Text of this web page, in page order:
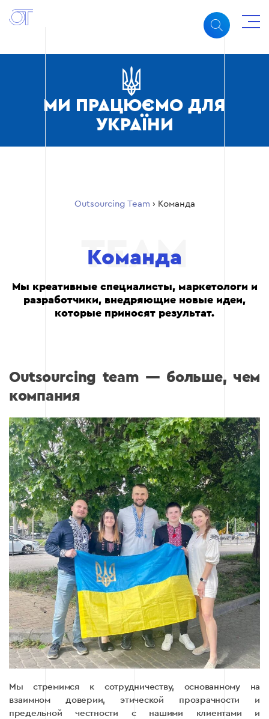
МИ ПРАЦЮЄМО ДЛЯ
УКРАЇНИ
Outsourcing Team › Команда
Команда
Мы креативные специалисты, маркетологи и
разработчики, внедряющие новые идеи,
которые приносят результат.
Outsourcing team — больше, чем
компания
Мы стремимся к сотрудничеству, основанному на
взаимном доверии, этической прозрачности и
предельной честности с нашими клиентами и